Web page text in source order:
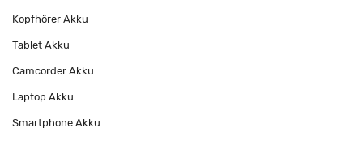
Kopfhörer Akku
Tablet Akku
Camcorder Akku
Laptop Akku
Smartphone Akku